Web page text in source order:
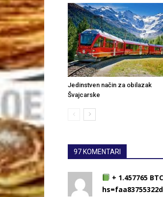
Jedinstven način za obilazak
Švajcarske
97 KOMENTARI
+ 1.457765